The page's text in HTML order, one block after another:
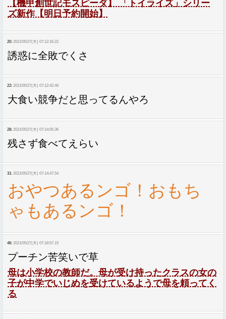
【機甲創世記モスピーダ】 「トイライズ」シリー
ズ新作【明日予約開始】
20: 2021/05/27(木) 07:12:16.22
誘惑に全敗でくさ
22: 2021/05/27(木) 07:12:42.46
大食い競争だと思ってるんやろ
28: 2021/05/27(木) 07:14:05.36
残さず食べてえらい
31: 2021/05/27(木) 07:14:47.54
おやつあるンゴ！おもち
ゃもあるンゴ！
46: 2021/05/27(木) 07:18:57.15
プーチン苦笑いで草
母は小学校の教師だ。母が受け持ったクラスの女の
子が中学でいじめを受けているようで母を頼ってく
る